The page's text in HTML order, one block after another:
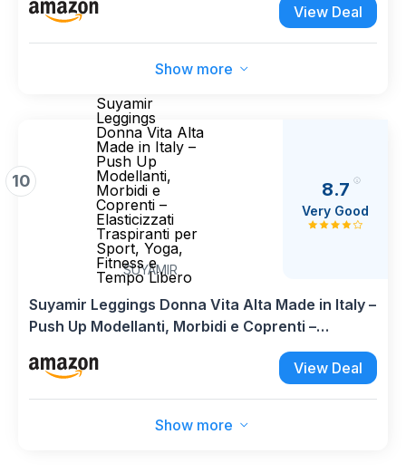
View Deal
Show more
10
Suyamir
Leggings
Donna Vita Alta
Made in Italy –
Push Up
Modellanti,
Morbidi e
Coprenti –
Elasticizzati
Traspiranti per
Sport, Yoga,
Fitness e
Tempo Libero
SUYAMIR
8.7
Very Good
Suyamir Leggings Donna Vita Alta Made in Italy –
Push Up Modellanti, Morbidi e Coprenti –
Elasticizzati Traspiranti per Sport, Yoga, Fitness
e Tempo Libero
View Deal
Show more